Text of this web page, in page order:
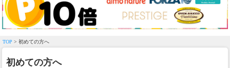
TOP > 初めての方へ
初めての方へ